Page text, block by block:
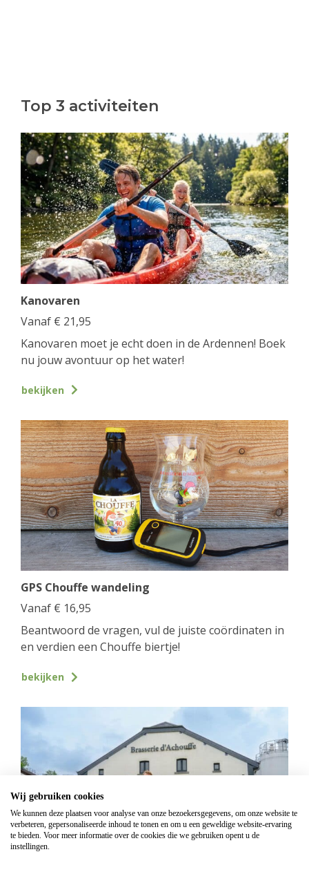
Top 3 activiteiten
Kanovaren
Vanaf € 21,95
Kanovaren moet je echt doen in de Ardennen! Boek
nu jouw avontuur op het water!
bekijken
GPS Chouffe wandeling
Vanaf € 16,95
Beantwoord de vragen, vul de juiste coördinaten in
en verdien een Chouffe biertje!
bekijken
Wij gebruiken cookies
We kunnen deze plaatsen voor analyse van onze bezoekersgegevens, om onze website te
verbeteren, gepersonaliseerde inhoud te tonen en om u een geweldige website-ervaring
te bieden. Voor meer informatie over de cookies die we gebruiken opent u de
instellingen.